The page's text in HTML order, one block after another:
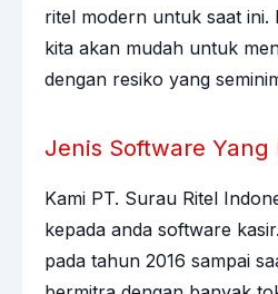
ritel modern untuk saat ini.
kita akan mudah untuk
dengan resiko yang
Jenis Software Yang
Kami PT. Surau Ritel
kepada anda software
pada tahun 2016 sampai